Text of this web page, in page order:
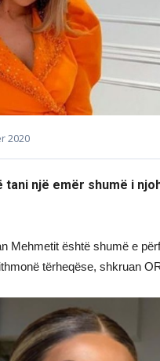
2020
tani një emër shumë i
Mehmetit është shumë e
tërheqëse, shkruan